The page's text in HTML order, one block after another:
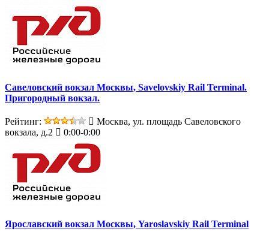
Савеловский вокзал Москвы, Savelovskiy Rail Terminal.
Пригородный вокзал.
Рейтинг:
Москва, ул. площадь Савеловского
вокзала, д.2
0:00-0:00
Ярославский вокзал Москвы, Yaroslavskiy Rail Terminal